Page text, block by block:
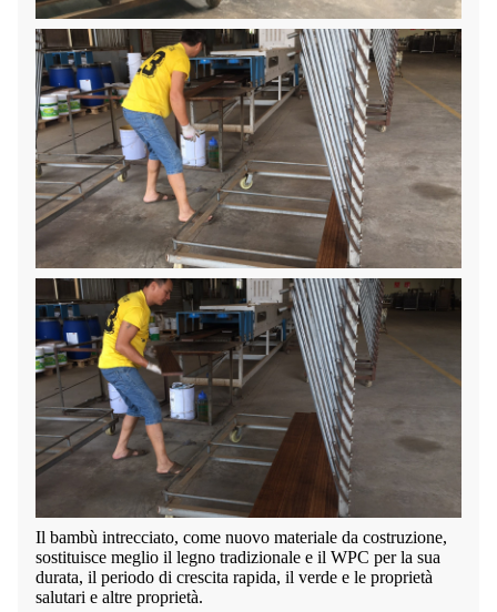
Il bambù intrecciato, come nuovo materiale da costruzione,
sostituisce meglio il legno tradizionale e il WPC per la sua
durata, il periodo di crescita rapida, il verde e le proprietà
salutari e altre proprietà.